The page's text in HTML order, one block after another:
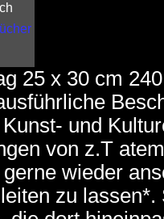
25 x 30 cm
und
von z.T
wieder
zu